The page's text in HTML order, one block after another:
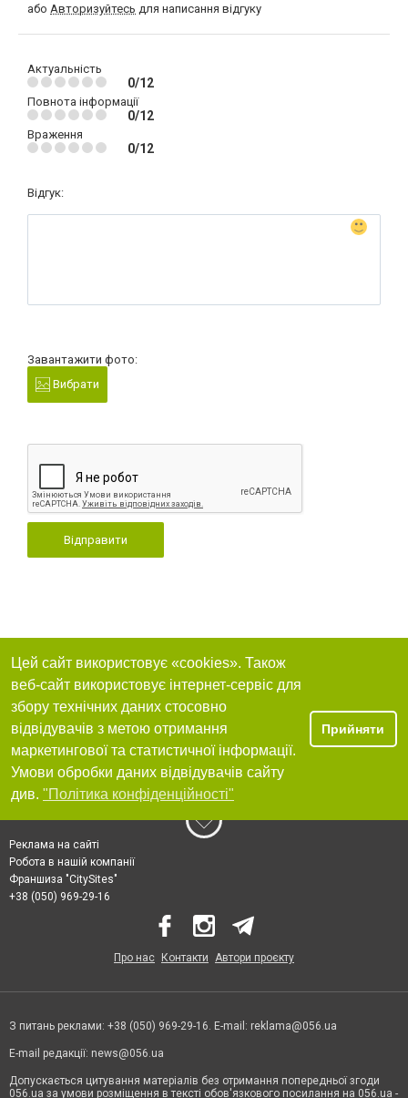
або Авторизуйтесь для написання відгуку
Актуальність
0/12
Повнота інформації
0/12
Враження
0/12
Відгук:
Завантажити фото:
Вибрати
Відправити
Цей сайт використовує «cookies». Також
веб-сайт використовує інтернет-сервіс для
збору технічних даних стосовно
відвідувачів з метою отримання
маркетингової та статистичної інформації.
Умови обробки даних відвідувачів сайту
див. "Політика конфіденційності"
Прийняти
Реклама на сайті
Робота в нашій компанії
Франшиза "CitySites"
+38 (050) 969-29-16
Про нас Контакти Автори проєкту
З питань реклами: +38 (050) 969-29-16. E-mail: reklama@056.ua
E-mail редакції: news@056.ua
Допускається цитування матеріалів без отримання попередньої згоди
056.ua за умови розміщення в тексті обов'язкового посилання на 056.ua -